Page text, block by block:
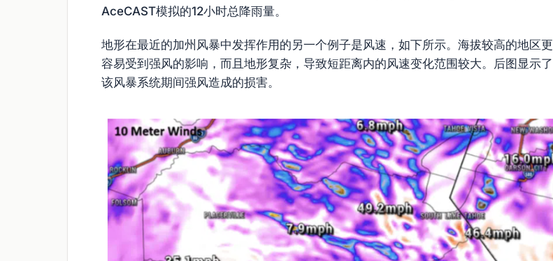
AceCAST模拟的12小时总降雨量。
地形在最近的加州风暴中发挥作用的另一个例子是风速，如下所示。海拔较高的地区更
容易受到强风的影响，而且地形复杂，导致短距离内的风速变化范围较大。后图显示了
该风暴系统期间强风造成的损害。